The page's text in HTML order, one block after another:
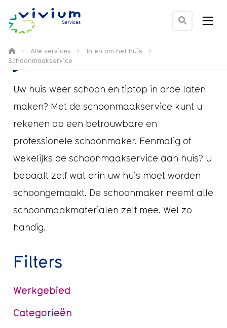
Ga
Menu
> Alle services > In en om het huis
>
Schoonmaakservice
Schoonmaakservice
Uw huis weer schoon en tiptop in orde laten
maken? Met de schoonmaakservice kunt u
rekenen op een betrouwbare en
professionele schoonmaker. Eenmalig of
wekelijks de schoonmaakservice aan huis? U
bepaalt zelf wat erin uw huis moet worden
schoongemaakt. De schoonmaker neemt alle
schoonmaakmaterialen zelf mee. Wel zo
handig.
Filters
Werkgebied
Categorieën